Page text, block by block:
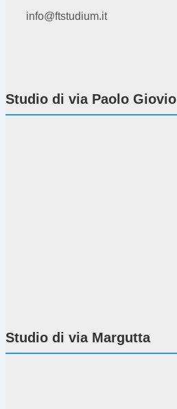
info@ftstudium.it
Studio di via Paolo Giovio
Studio di via Margutta